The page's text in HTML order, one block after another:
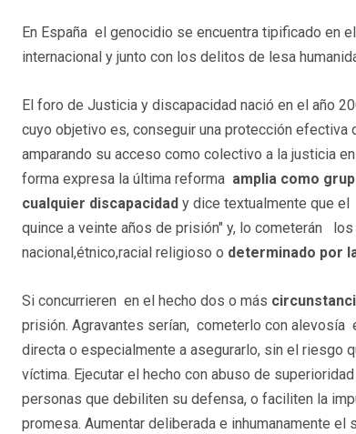
En España el genocidio se encuentra tipificado
internacional y junto con los delitos de lesa
El foro de Justicia y discapacidad nació en el año
cuyo objetivo es, conseguir una protección
amparando su acceso como colectivo a la justicia
forma expresa la última reforma amplia como
cualquier discapacidad y dice textualmente que
quince a veinte años de prisión" y, lo cometerán
nacional,étnico,racial religioso o determinado por
Si concurrieren en el hecho dos o más
prisión. Agravantes serían, cometerlo con alevosía
directa o especialmente a asegurarlo, sin el riesgo
víctima. Ejecutar el hecho con abuso de
personas que debiliten su defensa, o faciliten la
promesa. Aumentar deliberada e inhumanamente